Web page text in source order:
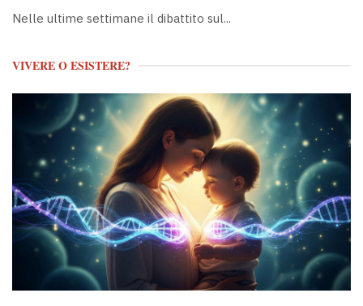
Nelle ultime settimane il dibattito sul...
VIVERE O ESISTERE?